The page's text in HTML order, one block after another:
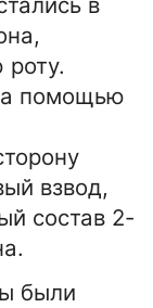
помощью
взвод,
состав 2-
были